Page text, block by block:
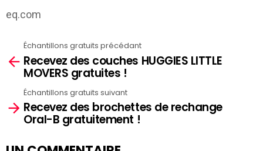
eq.com
more
Échantillons gratuits précédant
Recevez des couches HUGGIES LITTLE
MOVERS gratuites !
Échantillons gratuits suivant
Recevez des brochettes de rechange
Oral-B gratuitement !